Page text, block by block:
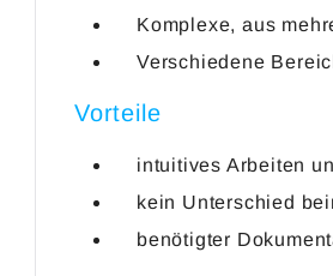
Komplexe, aus
Verschiedene
Vorteile
intuitives Arbeiten
kein Unterschied
benötigter